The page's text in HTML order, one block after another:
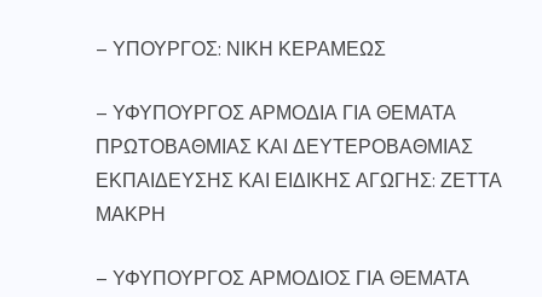
– ΥΠΟΥΡΓΟΣ: ΝΙΚΗ ΚΕΡΑΜΕΩΣ
– ΥΦΥΠΟΥΡΓΟΣ ΑΡΜΟΔΙΑ ΓΙΑ ΘΕΜΑΤΑ
ΠΡΩΤΟΒΑΘΜΙΑΣ ΚΑΙ ΔΕΥΤΕΡΟΒΑΘΜΙΑΣ
ΕΚΠΑΙΔΕΥΣΗΣ ΚΑΙ ΕΙΔΙΚΗΣ ΑΓΩΓΗΣ: ΖΕΤΤΑ
ΜΑΚΡΗ
– ΥΦΥΠΟΥΡΓΟΣ ΑΡΜΟΔΙΟΣ ΓΙΑ ΘΕΜΑΤΑ